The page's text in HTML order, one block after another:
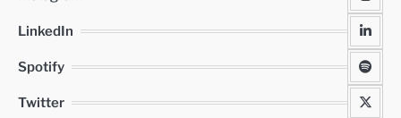
LinkedIn
Spotify
Twitter